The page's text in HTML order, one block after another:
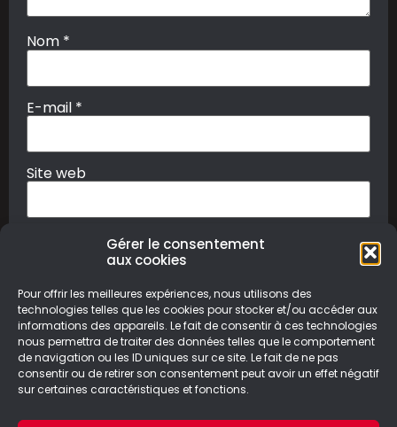
Gérer le consentement
aux cookies
Pour offrir les meilleures expériences, nous utilisons des
technologies telles que les cookies pour stocker et/ou accéder aux
informations des appareils. Le fait de consentir à ces technologies
nous permettra de traiter des données telles que le comportement
de navigation ou les ID uniques sur ce site. Le fait de ne pas
consentir ou de retirer son consentement peut avoir un effet négatif
sur certaines caractéristiques et fonctions.
Nom *
E-mail *
Site web
© Le Geek Paresseux –Mentions légales & Politique de
confidentialité